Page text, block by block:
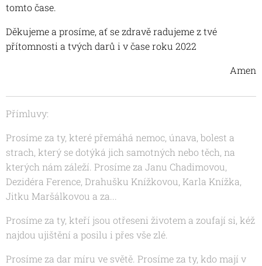
tomto čase.
Děkujeme a prosíme, ať se zdravě radujeme z tvé
přítomnosti a tvých darů i v čase roku 2022
Amen
Přímluvy:
Prosíme za ty, které přemáhá nemoc, únava, bolest a
strach, který se dotýká jich samotných nebo těch, na
kterých nám záleží. Prosíme za Janu Chadimovou,
Dezidéra Ference, Drahušku Knížkovou, Karla Knížka,
Jitku Maršálkovou a za...
Prosíme za ty, kteří jsou otřeseni životem a zoufají si, kéž
najdou ujištění a posilu i přes vše zlé.
Prosíme za dar míru ve světě. Prosíme za ty, kdo mají v